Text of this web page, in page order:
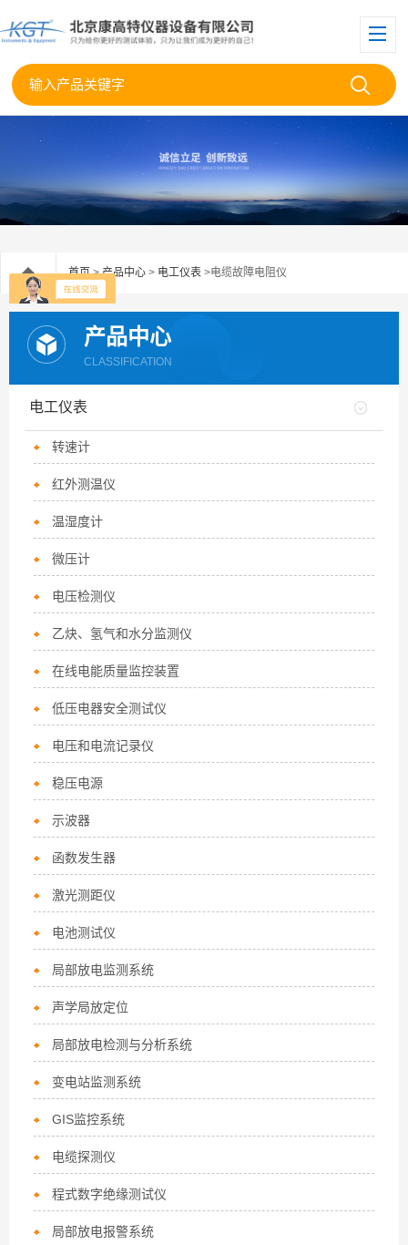
首页>产品中心 > 电工仪表 >电缆故障电阻仪
产品中心
CLASSIFICATION
电工仪表
转速计
红外测温仪
温湿度计
微压计
电压检测仪
乙炔、氢气和水分监测仪
在线电能质量监控装置
低压电器安全测试仪
电压和电流记录仪
稳压电源
示波器
函数发生器
激光测距仪
电池测试仪
局部放电监测系统
声学局放定位
局部放电检测与分析系统
变电站监测系统
GIS监控系统
电缆探测仪
程式数字绝缘测试仪
局部放电报警系统